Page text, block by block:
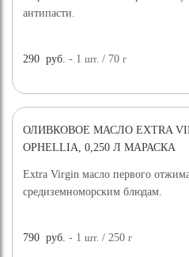
антипасти.
290 руб. - 1шт. / 70г
ОЛИВКОВОЕ МАСЛО EXTRA
OPHELLIA, 0,250 Л МАРАСКА
Extra Virgin масло первого
средиземноморским блюдам.
790 руб. - 1шт. / 250г